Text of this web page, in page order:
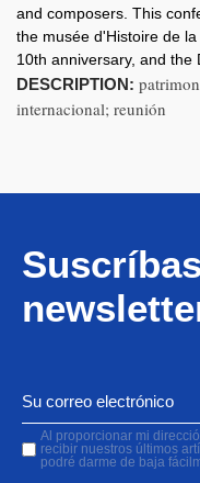
and composers. This
the musée d'Histoire de
10th anniversary, and the
DESCRIPTION:
internacional; reunión
Al proporcionar mi
recibir nuestros últimos
podré darme de baja